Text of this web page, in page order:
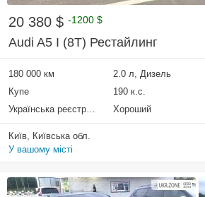
20 380 $ -1200 $
Audi A5 I (8T) Рестайлинг
180 000 км 2.0 л, Дизель
Купе
190 к.с.
Українська реєстрація
Хороший
Київ, Київська обл.
У вашому місті